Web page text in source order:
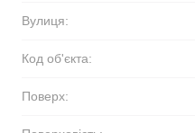
Вулиця:
Код об'єкта:
Поверх: